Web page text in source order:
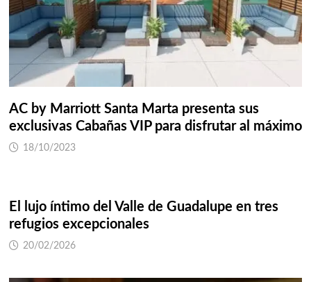
AC by Marriott Santa Marta presenta sus
exclusivas Cabañas VIP para disfrutar al máximo
18/10/2023
El lujo íntimo del Valle de Guadalupe en tres
refugios excepcionales
20/02/2026